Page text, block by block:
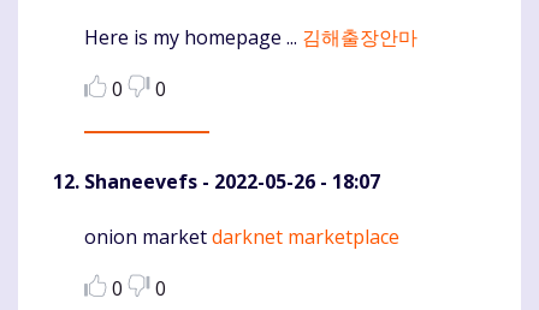
Here is my homepage ... 김해출장안마
0
0
Shaneevefs - 2022-05-26 - 18:07
Komentaras
onion marketdarknet marketplace
0
0